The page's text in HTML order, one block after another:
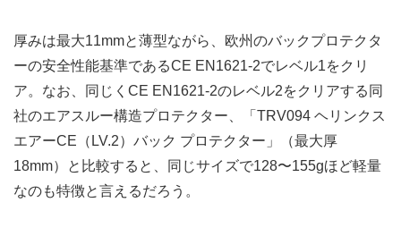
厚みは最大11mmと薄型ながら、欧州のバックプロテクタ
ーの安全性能基準であるCE EN1621-2でレベル1をクリ
ア。なお、同じくCE EN1621-2のレベル2をクリアする同
社のエアスルー構造プロテクター、「TRV094 ヘリンクス
エアーCE（LV.2）バック プロテクター」（最大厚
18mm）と比較すると、同じサイズで128〜155gほど軽量
なのも特徴と言えるだろう。